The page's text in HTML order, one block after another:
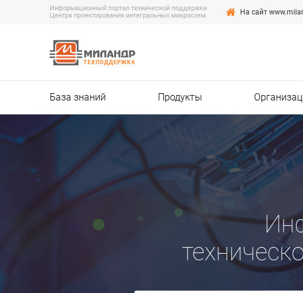
Информационный портал технической поддержки
Центра проектирования интегральных микросхем
На сайт
ТЕХПОДДЕРЖКА
База знаний Продукты